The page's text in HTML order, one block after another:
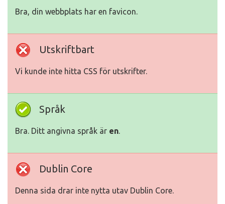
Bra, din webbplats har en favicon.
Utskriftbart
Vi kunde inte hitta CSS för utskrifter.
Språk
Bra. Ditt angivna språk är en.
Dublin Core
Denna sida drar inte nytta utav Dublin Core.